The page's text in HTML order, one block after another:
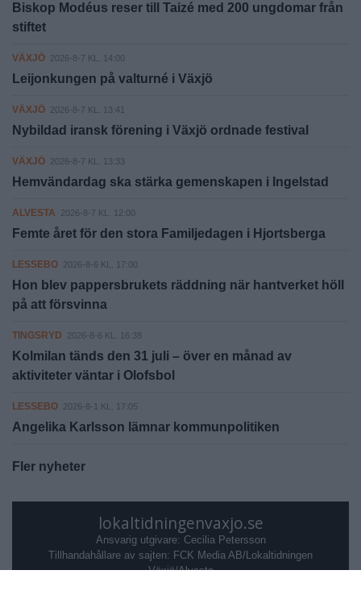
Biskop Modéus reser till Taizé med 200 ungdomar från
stiftet
VÄXJÖ 2026-8-7 KL. 14:00
Leijonkungen på valturné i Växjö
VÄXJÖ 2026-8-7 KL. 13:41
Nybildad iransk förening i Växjö ordnade festival
VÄXJÖ 2026-8-7 KL. 13:33
Hemvändardag ska stärka gemenskapen i Ingelstad
ALVESTA 2026-8-7 KL. 12:00
Femte året för den stora Familjedagen i Hjortsberga
LESSEBO 2026-8-6 KL. 17:00
Hon blev pappersbrukets räddning när hantverket höll
på att försvinna
TINGSRYD 2026-8-6 KL. 16:38
Kolmilan tänds den 31 juli – över en månad av
aktiviteter väntar i Olofsbol
LESSEBO 2026-8-1 KL. 17:05
Angelika Karlsson lämnar kommunpolitiken
Fler nyheter
lokaltidningenvaxjo.se
Ansvarig utgivare: Cecilia Petersson
Tillhandahållare av sajten: FCK Media AB/Lokaltidningen
Växjö/Alvesta